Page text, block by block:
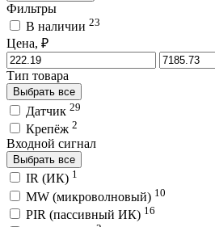
Фильтры
В наличии 23
Цена, ₽
Тип товара
Выбрать все
Датчик 29
Крепёж 2
Входной сигнал
Выбрать все
IR (ИК) 1
MW (микроволновый) 10
PIR (пассивный ИК) 16